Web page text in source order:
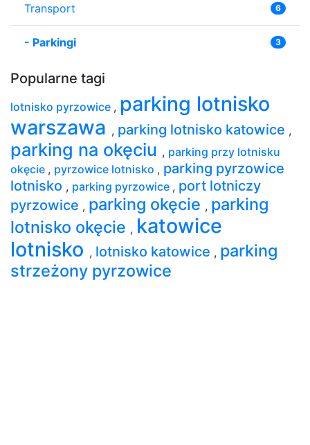
Transport 6
- Parkingi 3
Popularne tagi
lotnisko pyrzowice , parking lotnisko
warszawa , parking lotnisko katowice ,
parking na okęciu , parking przy lotnisku
okęcie , pyrzowice lotnisko , parking pyrzowice
lotnisko , parking pyrzowice , port lotniczy
pyrzowice , parking okęcie , parking
lotnisko okęcie , katowice
lotnisko , lotnisko katowice , parking
strzeżony pyrzowice